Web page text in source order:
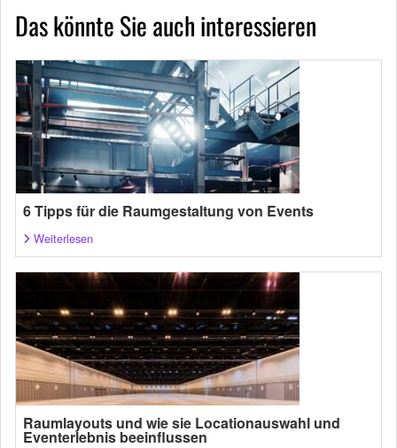
Das könnte Sie auch interessieren
6 Tipps für die Raumgestaltung von Events
Weiterlesen
Raumlayouts und wie sie Locationauswahl und
Eventerlebnis beeinflussen